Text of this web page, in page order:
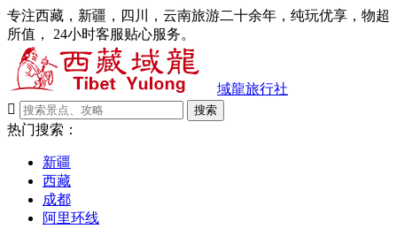
专注西藏，新疆，四川，云南旅游二十余年，纯玩优享，物超
所值， 24小时客服贴心服务。
域龍旅行社

搜索
热门搜索：
新疆
西藏
成都
阿里环线